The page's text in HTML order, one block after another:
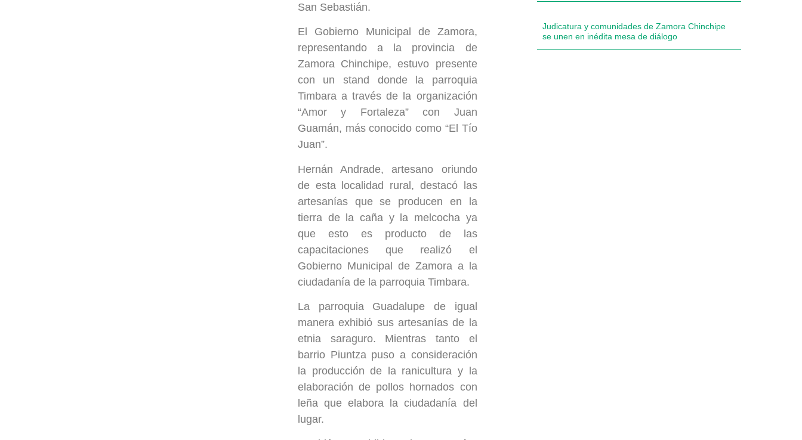
San Sebastián.
El Gobierno Municipal de Zamora,
representando a la provincia de
Zamora Chinchipe, estuvo presente
con un stand donde la parroquia
Timbara a través de la organización
“Amor y Fortaleza” con Juan
Guamán, más conocido como “El Tío
Juan”.
Hernán Andrade, artesano oriundo
de esta localidad rural, destacó las
artesanías que se producen en la
tierra de la caña y la melcocha ya
que esto es producto de las
capacitaciones que realizó el
Gobierno Municipal de Zamora a la
ciudadanía de la parroquia Timbara.
La parroquia Guadalupe de igual
manera exhibió sus artesanías de la
etnia saraguro. Mientras tanto el
barrio Piuntza puso a consideración
la producción de la ranicultura y la
elaboración de pollos hornados con
leña que elabora la ciudadanía del
lugar.
Judicatura y comunidades de Zamora Chinchipe
se unen en inédita mesa de diálogo